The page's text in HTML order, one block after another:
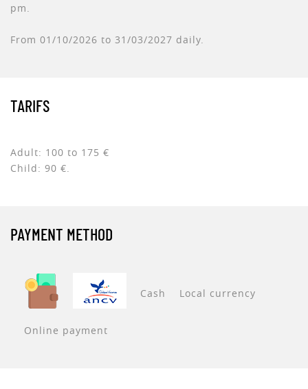
pm.
From 01/10/2026 to 31/03/2027 daily.
TARIFS
Adult: 100 to 175 €
Child: 90 €.
PAYMENT METHOD
Cash Local currency
Online payment